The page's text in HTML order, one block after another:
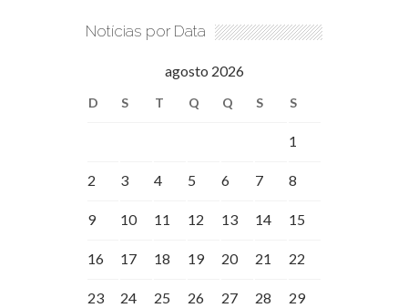
Notícias por Data
agosto 2026
D S T Q Q S S
1
2 3 4 5 6 7 8
9 10 11 12 13 14 15
16 17 18 19 20 21 22
23 24 25 26 27 28 29